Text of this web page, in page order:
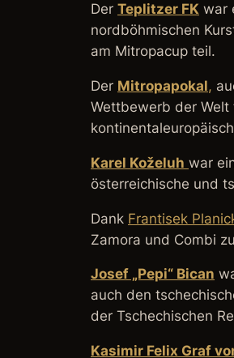
Der Teplitzer FK war
nordböhmischen
am Mitropacup teil.
Der Mitropapokal,
Wettbewerb der
Karel Koželuh war
österreichische und
Dank Frantisek
Zamora und Combi
Josef „Pepi“ Bican
auch den
der Tschechischen
Kasimir Felix Graf